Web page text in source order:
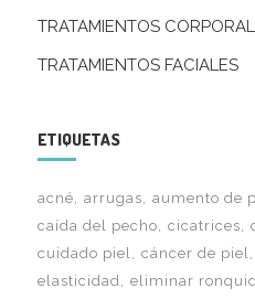
TRATAMIENTOS
TRATAMIENTOS FACIALES
ETIQUETAS
acné arrugas aumento de
caída del pecho
cicatrices
cuidado piel
cáncer de piel
elasticidad
eliminar